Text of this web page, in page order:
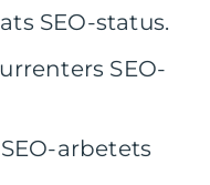
SEO-status.
SEO-
arbetets